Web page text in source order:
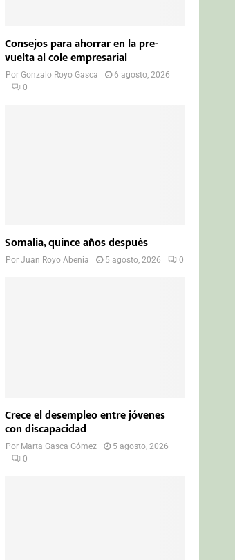
Consejos para ahorrar en la pre-
vuelta al cole empresarial
PorGonzalo Royo Gasca
6 agosto, 2026
0
Somalia, quince años después
PorJuan Royo Abenia 5 agosto, 2026 0
Crece el desempleo entre jóvenes
con discapacidad
Por Marta Gasca Gómez
5 agosto, 2026
0